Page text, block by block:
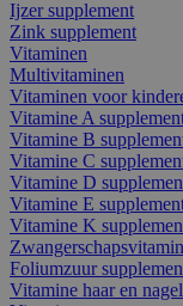
Ijzer supplement
Zink supplement
Vitaminen
Multivitaminen
Vitaminen voor
Vitamine A
Vitamine B
Vitamine C
Vitamine D
Vitamine E
Vitamine K
Foliumzuur
Vitamine haar en